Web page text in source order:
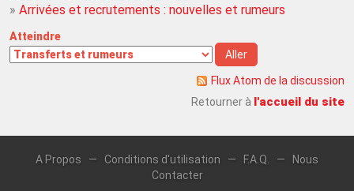
» Arrivées et recrutements : nouvelles et rumeurs
Atteindre
Flux Atom de la discussion
Retourner à l'accueil du site
A Propos — Conditions d'utilisation — F.A.Q. —
Nous
Contacter